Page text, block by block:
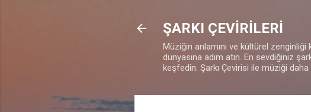
ŞARKI ÇEVİRİLERİ
Müziğin anlamını ve kültürel
dünyasına adım atın. En sevdiğiniz
keşfedin. Şarkı Çevirisi ile müziği daha